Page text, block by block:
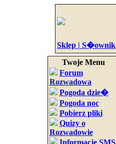
Sklep | S�ownik
Twoje Menu
Forum
Rozwadowa
Pogoda dzie�
Pogoda noc
Pobierz pliki
Quizy o
Rozwadowie
Informacje SMS